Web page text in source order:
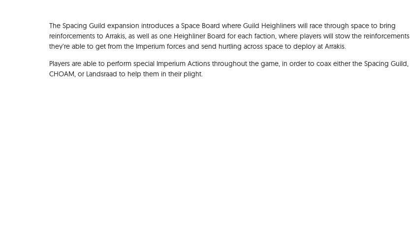
Opis
The Spacing Guild expansion introduces a Space Board where Guild Heighliners will race through space to bring
reinforcements to Arrakis, as well as one Heighliner Board for each faction, where players will stow the reinforcements
they’re able to get from the Imperium forces and send hurtling across space to deploy at Arrakis.
Players are able to perform special Imperium Actions throughout the game, in order to coax either the Spacing Guild,
CHOAM, or Landsraad to help them in their plight.